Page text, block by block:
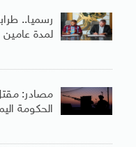
رسميا..
لمدة عامين
الحكومة